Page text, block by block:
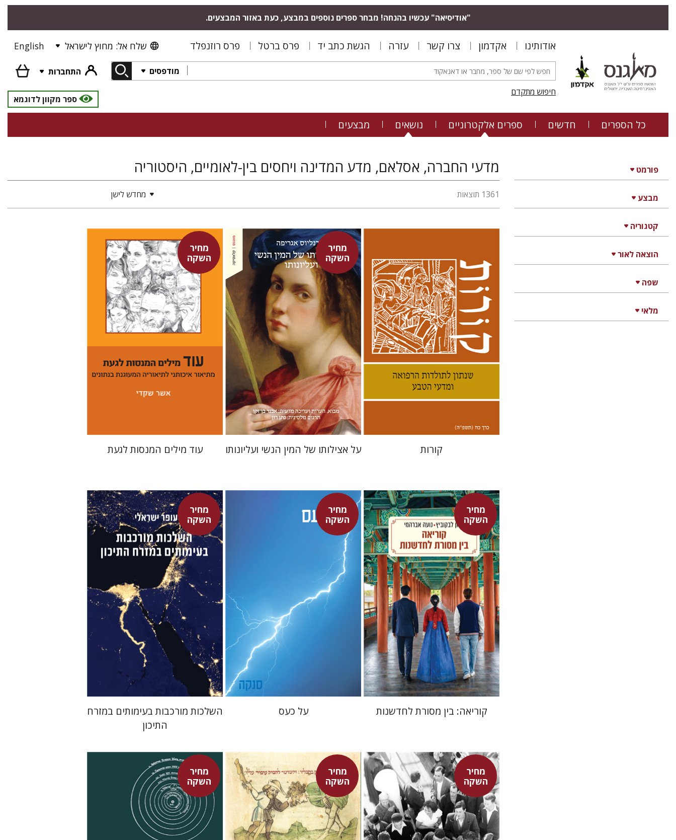
"אודיסיאה" עכשיו בהנחה! מבחר ספרים נוספים במבצע, כעת באזור המבצעים.
אודותינו אקדמון צרו קשר עזרה הגשת כתב יד פרס ברטל פרס רוזנפלד שלח אל: מחוץ לישראל English
מודפסים
התחברות
חיפוש מתקדם
ספר מקוון לדוגמא
כל הספרים חדשים ספרים אלקטרוניים נושאים מבצעים
פורמט
מבצע
קטגוריה
הוצאה לאור
שפה
מלאי
מדעי החברה, אסלאם, מדע המדינה ויחסים בין-לאומיים, היסטוריה
1361 תוצאות מחדש לישן
קנת קולינס
הנחת אתר ספר מודפס
$42
$38
קורות
מחיר
השקה
היינריך קורנליוס אגריפה
אבנר בן-זקן
נתן רון
מחיר השקה
$31
$22
על אצילותו של המין הנשי ועליונותו
מחיר
השקה
אשר שקדי
עוד מילים המנסות לגעת
מחיר
השקה
אלון לבקוביץ נועה אברהמי
מחיר השקה
$35
$24
קוריאה: בין מסורת לחדשנות
מחיר
השקה
סנקה
דבורה גילולה
דבורה גילולה
מחיר השקה
על כעס
מחיר
השקה
עופר ישראלי
גיא הרלינג
מחיר השקה
$29
השלכות מורכבות בעימותים במזרח
התיכון
מחיר
השקה
חגית לבסקי
מאירה טורצקי
מחיר
השקה
אפרים שהם-שטיינר
מחיר
השקה
צבי מזא"ה
אלישבע הרשלר